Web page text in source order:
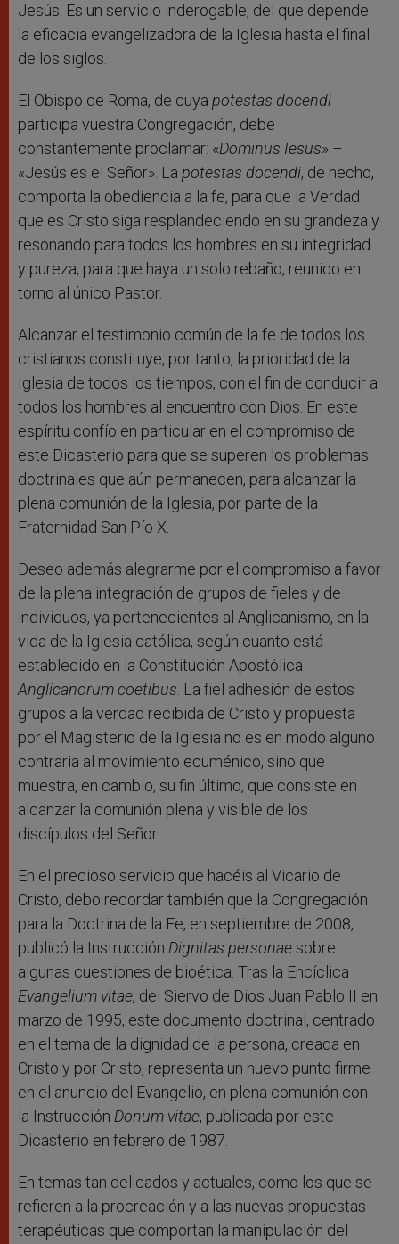
Jesús. Es un servicio inderogable, del que depende
la eficacia evangelizadora de la Iglesia hasta el final
de los siglos.
El Obispo de Roma, de cuya potestas docendi
participa vuestra Congregación, debe
constantemente proclamar: «Dominus Iesus» –
«Jesús es el Señor». La potestas docendi, de hecho,
comporta la obediencia a la fe, para que la Verdad
que es Cristo siga resplandeciendo en su grandeza y
resonando para todos los hombres en su integridad
y pureza, para que haya un solo rebaño, reunido en
torno al único Pastor.
Alcanzar el testimonio común de la fe de todos los
cristianos constituye, por tanto, la prioridad de la
Iglesia de todos los tiempos, con el fin de conducir a
todos los hombres al encuentro con Dios. En este
espíritu confío en particular en el compromiso de
este Dicasterio para que se superen los problemas
doctrinales que aún permanecen, para alcanzar la
plena comunión de la Iglesia, por parte de la
Fraternidad San Pío X.
Deseo además alegrarme por el compromiso a favor
de la plena integración de grupos de fieles y de
individuos, ya pertenecientes al Anglicanismo, en la
vida de la Iglesia católica, según cuanto está
establecido en la Constitución Apostólica
Anglicanorum coetibus. La fiel adhesión de estos
grupos a la verdad recibida de Cristo y propuesta
por el Magisterio de la Iglesia no es en modo alguno
contraria al movimiento ecuménico, sino que
muestra, en cambio, su fin último, que consiste en
alcanzar la comunión plena y visible de los
discípulos del Señor.
En el precioso servicio que hacéis al Vicario de
Cristo, debo recordar también que la Congregación
para la Doctrina de la Fe, en septiembre de 2008,
publicó la Instrucción Dignitas personaesobre
algunas cuestiones de bioética. Tras la Encíclica
Evangelium vitae, del Siervo de Dios Juan Pablo II en
marzo de 1995, este documento doctrinal, centrado
en el tema de la dignidad de la persona, creada en
Cristo y por Cristo, representa un nuevo punto firme
en el anuncio del Evangelio, en plena comunión con
la Instrucción Donum vitae, publicada por este
Dicasterio en febrero de 1987.
En temas tan delicados y actuales, como los que se
refieren a la procreación y a las nuevas propuestas
terapéuticas que comportan la manipulación del